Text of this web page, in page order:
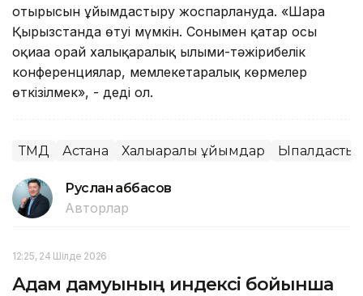
отырысын ұйымдастыру жоспарлануда. «Шара
Қырғызстанда өтуі мүмкін. Сонымен қатар осы
оқиғаға орай халықаралық ғылыми-тәжірибелік
конференциялар, мемлекетаралық көрмелер
өткізілмек», - деді ол.
ТМД Астана Халықаралық ұйымдар Ықпалдастық
Руслан Ғаббасов
Авторлар
12:25, 24 Шілде 2026
Адам дамуының индексі бойынша